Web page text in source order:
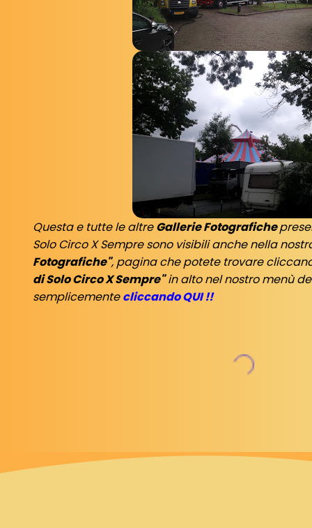
Questa e tutte le altreGallerie Fotografiche
Solo Circo X Sempre sono visibili anche nella
Fotografiche", pagina che potete trovare
di Solo Circo X Sempre"in alto nel nostro menù
semplicementecliccando QUI !!